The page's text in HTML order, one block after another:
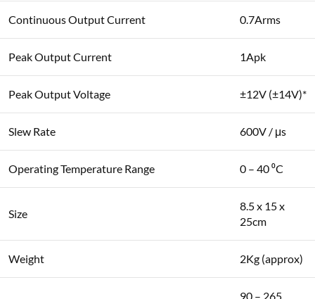
Continuous Output Current 0.7Arms
Peak Output Current 1Apk
Peak Output Voltage ±12V (±14V)*
Slew Rate 600V / μs
Operating Temperature Range 0 – 40 ⁰C
Size
8.5 x 15 x
25cm
Weight 2Kg (approx)
90 – 265